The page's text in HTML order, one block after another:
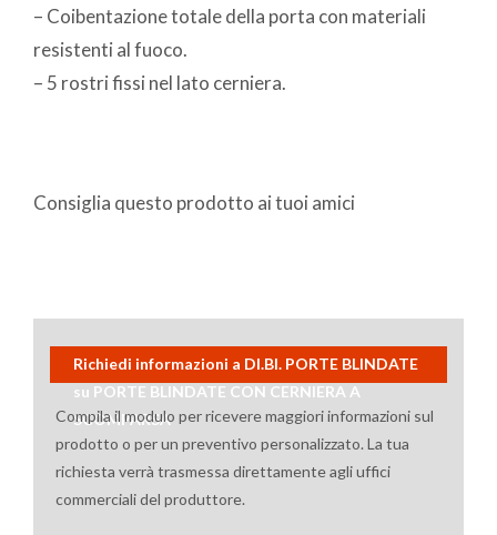
– Coibentazione totale della porta con materiali
resistenti al fuoco.
– 5 rostri fissi nel lato cerniera.
Consiglia questo prodotto ai tuoi amici
Richiedi informazioni a DI.BI. PORTE BLINDATE
su PORTE BLINDATE CON CERNIERA A
SCOMPARSA
Compila il modulo per ricevere maggiori informazioni sul
prodotto o per un preventivo personalizzato. La tua
richiesta verrà trasmessa direttamente agli uffici
commerciali del produttore.